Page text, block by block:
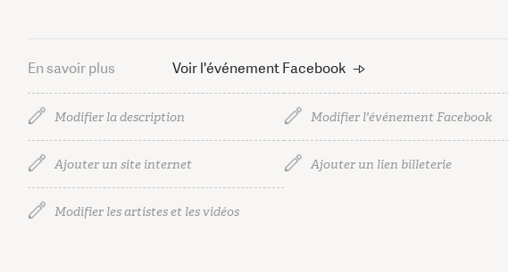
En savoir plus Voir l'événement Facebook
Modifier la description Modifier l'événement Facebook
Ajouter un site internet Ajouter un lien billeterie
Modifier les artistes et les vidéos